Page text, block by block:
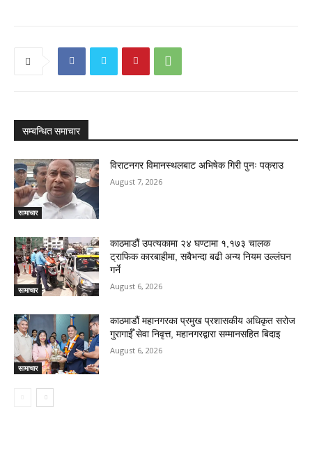
सम्बन्धित समाचार
सामाचार
विराटनगर विमानस्थलबाट अभिषेक गिरी पुनः पक्राउ
August 7, 2026
सामाचार
काठमाडौं उपत्यकामा २४ घण्टामा १,१७३ चालक
ट्राफिक कारबाहीमा, सबैभन्दा बढी अन्य नियम उल्लंघन
गर्ने
August 6, 2026
सामाचार
काठमाडौं महानगरका प्रमुख प्रशासकीय अधिकृत सरोज
गुरागाईँ सेवा निवृत्त, महानगरद्वारा सम्मानसहित बिदाइ
August 6, 2026